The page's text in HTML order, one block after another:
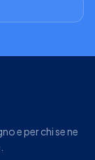
e per chi se ne